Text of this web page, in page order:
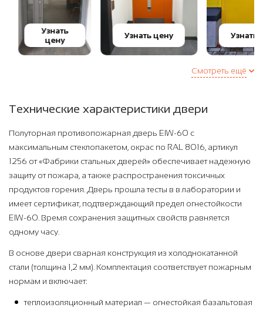
Узнать
цену
Узнать цену Узнать
Смотреть ещё
Технические характеристики двери
Полуторная противопожарная дверь EIW-60 с
максимальным стеклопакетом, окрас по RAL 8016, артикул
1256 от «Фабрики стальных дверей» обеспечивает надежную
защиту от пожара, а также распространения токсичных
продуктов горения. Дверь прошла тесты в в лаборатории и
имеет сертификат, подтверждающий предел огнестойкости
EIW-60. Время сохранения защитных свойств равняется
одному часу.
В основе двери сварная конструкция из холоднокатанной
стали (толщина 1,2 мм). Комплектация соответствует пожарным
нормам и включает:
теплоизоляционный материал — огнестойкая базальтовая